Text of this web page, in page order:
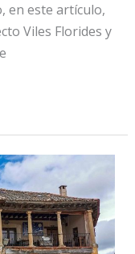
en este artículo,
Viles Florides y